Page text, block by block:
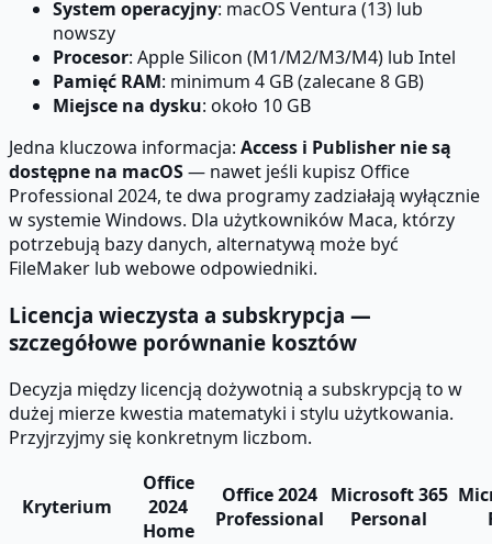
System operacyjny: macOS Ventura (13) lub
nowszy
Procesor: Apple Silicon (M1/M2/M3/M4) lub Intel
Pamięć RAM: minimum 4 GB (zalecane 8 GB)
Miejsce na dysku: około 10 GB
Jedna kluczowa informacja: Access i Publisher nie są
dostępne na macOS— nawet jeśli kupisz Office
Professional 2024, te dwa programy zadziałają wyłącznie
w systemie Windows. Dla użytkowników Maca, którzy
potrzebują bazy danych, alternatywą może być
FileMaker lub webowe odpowiedniki.
Licencja wieczysta a subskrypcja —
szczegółowe porównanie kosztów
Decyzja między licencją dożywotnią a subskrypcją to w
dużej mierze kwestia matematyki i stylu użytkowania.
Przyjrzyjmy się konkretnym liczbom.
Kryterium
Office
2024
Home
Office 2024
Professional
Microsoft 365
Personal